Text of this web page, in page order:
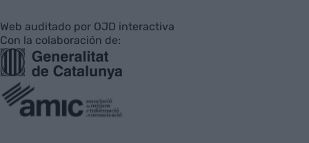
Web auditado por OJD interactiva
Con la colaboración de: